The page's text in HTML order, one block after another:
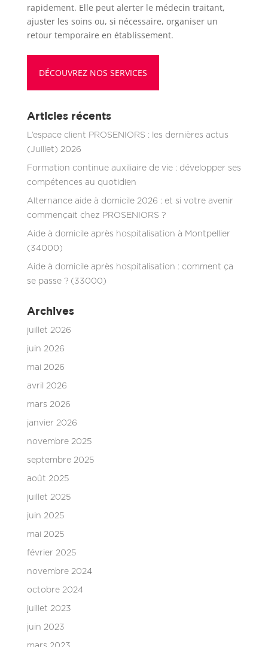
rapidement. Elle peut alerter le médecin traitant,
ajuster les soins ou, si nécessaire, organiser un
retour temporaire en établissement.
DÉCOUVREZ NOS SERVICES
Articles récents
L’espace client PROSENIORS : les dernières actus
(Juillet) 2026
Formation continue auxiliaire de vie : développer ses
compétences au quotidien
Alternance aide à domicile 2026 : et si votre avenir
commençait chez PROSENIORS ?
Aide à domicile après hospitalisation à Montpellier
(34000)
Aide à domicile après hospitalisation : comment ça
se passe ? (33000)
Archives
juillet 2026
juin 2026
mai 2026
avril 2026
mars 2026
janvier 2026
novembre 2025
septembre 2025
août 2025
juillet 2025
juin 2025
mai 2025
février 2025
novembre 2024
octobre 2024
juillet 2023
juin 2023